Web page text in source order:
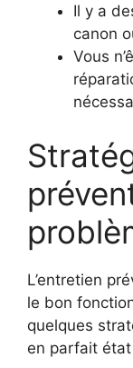
Il y a
canon
Vous
L’entretien
le bon
quelques
en parfait